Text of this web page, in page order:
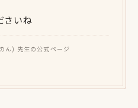
さいね
ん) 先生の公式ページ